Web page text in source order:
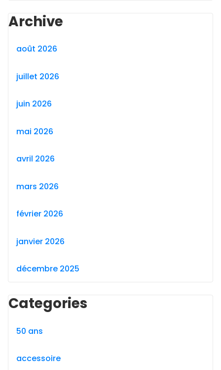
Archive
août 2026
juillet 2026
juin 2026
mai 2026
avril 2026
mars 2026
février 2026
janvier 2026
décembre 2025
Categories
50 ans
accessoire